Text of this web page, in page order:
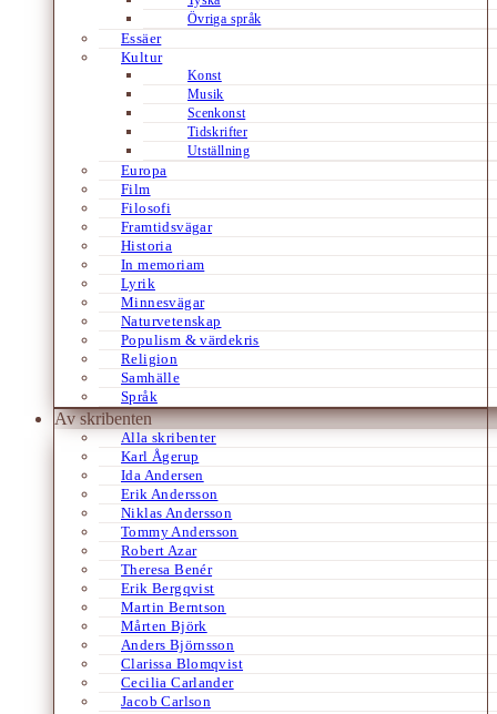
Övriga språk
Essäer
Kultur
Konst
Musik
Scenkonst
Tidskrifter
Utställning
Europa
Film
Filosofi
Framtidsvägar
Historia
In memoriam
Lyrik
Minnesvägar
Naturvetenskap
Populism & värdekris
Religion
Samhälle
Språk
Av skribenten
Alla skribenter
Karl Ågerup
Ida Andersen
Erik Andersson
Niklas Andersson
Tommy Andersson
Robert Azar
Theresa Benér
Erik Bergqvist
Martin Berntson
Mårten Björk
Anders Björnsson
Clarissa Blomqvist
Cecilia Carlander
Jacob Carlson